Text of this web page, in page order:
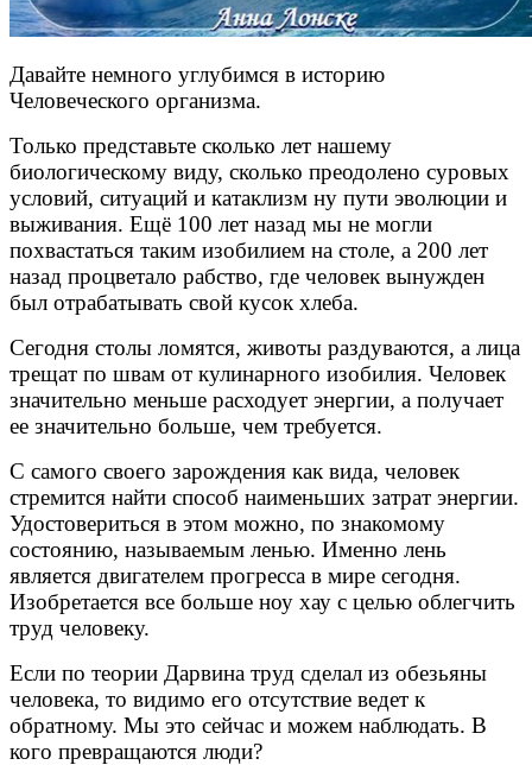
Давайте немного углубимся в историю
Человеческого организма.
Только представьте сколько лет нашему
биологическому виду, сколько преодолено суровых
условий, ситуаций и катаклизм ну пути эволюции и
выживания. Ещё 100 лет назад мы не могли
похвастаться таким изобилием на столе, а 200 лет
назад процветало рабство, где человек вынужден
был отрабатывать свой кусок хлеба.
Сегодня столы ломятся, животы раздуваются, а лица
трещат по швам от кулинарного изобилия. Человек
значительно меньше расходует энергии, а получает
ее значительно больше, чем требуется.
С самого своего зарождения как вида, человек
стремится найти способ наименьших затрат энергии.
Удостовериться в этом можно, по знакомому
состоянию, называемым ленью. Именно лень
является двигателем прогресса в мире сегодня.
Изобретается все больше ноу хау с целью облегчить
труд человеку.
Если по теории Дарвина труд сделал из обезьяны
человека, то видимо его отсутствие ведет к
обратному. Мы это сейчас и можем наблюдать. В
кого превращаются люди?